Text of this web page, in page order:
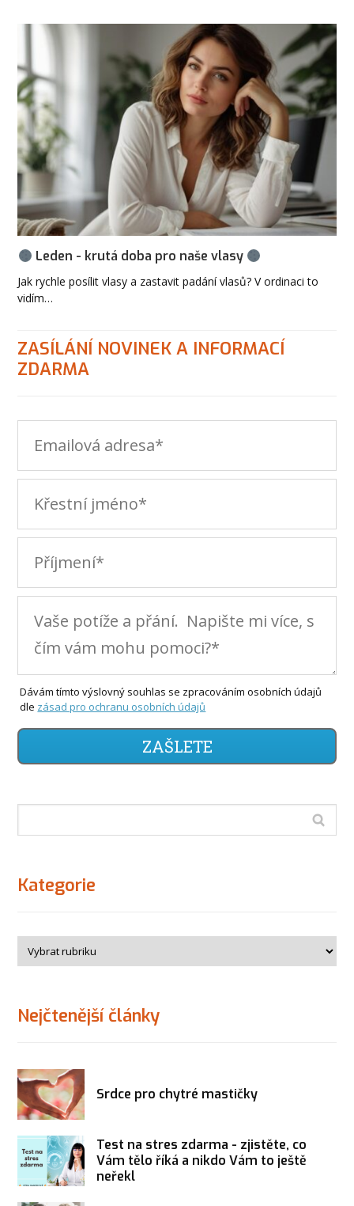
Leden - krutá doba pro naše vlasy
Jak rychle posílit vlasy a zastavit padání vlasů? V ordinaci to
vidím…
ZASÍLÁNÍ NOVINEK A INFORMACÍ
ZDARMA
Dávám tímto výslovný souhlas se zpracováním osobních údajů
dle zásad pro ochranu osobních údajů
ZAŠLETE
Kategorie
Nejčtenější články
Srdce pro chytré mastičky
Test na stres zdarma - zjistěte, co
Vám tělo říká a nikdo Vám to ještě
neřekl